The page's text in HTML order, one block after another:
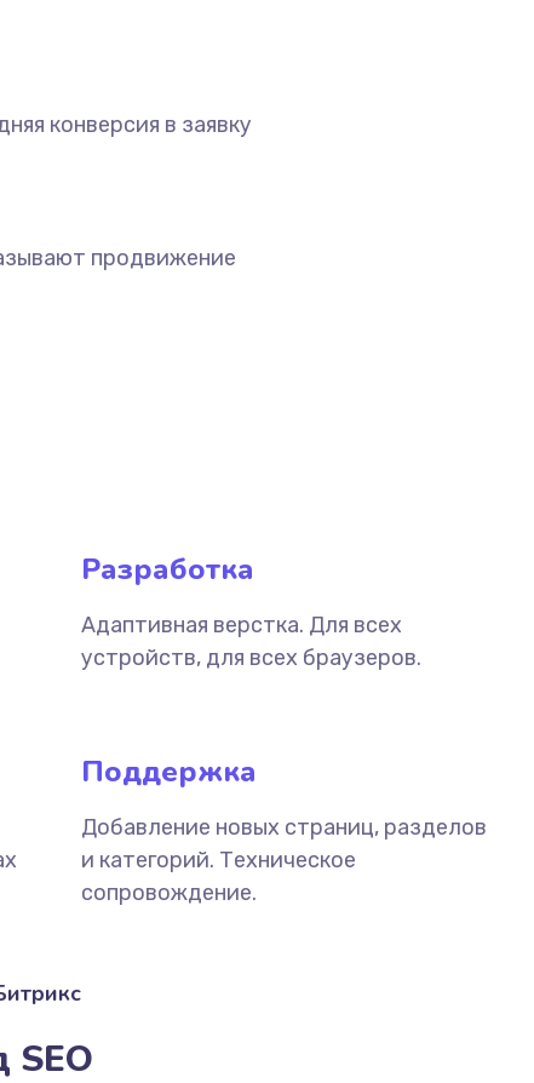
конверсия в заявку
продвижение
Разработка
Адаптивная верстка. Для всех
устройств, для всех браузеров.
Поддержка
Добавление новых страниц, разделов
и категорий. Техническое
сопровождение.
SEO